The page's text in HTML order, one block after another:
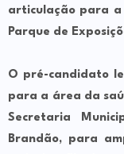
articulação para
Parque de
O pré-candidato
para a área da
Secretaria
Brandão, para